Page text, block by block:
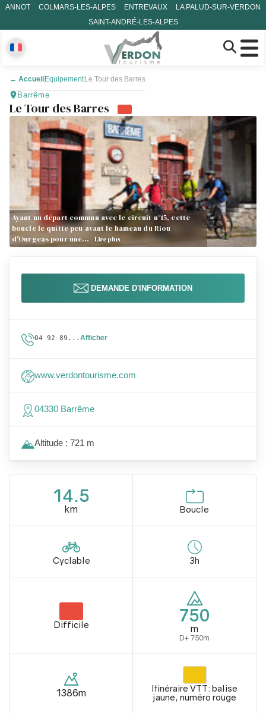
ANNOT COLMARS-LES-ALPES ENTREVAUX
LA PALUD-SUR-VERDON
SAINT-ANDRÉ-LES-ALPES
← Accueil Equipement Le Tour des Barres
Barrême
Le Tour des Barres
Ayant un départ commun avec le circuit n°15, cette
boucle le quitte peu avant le hameau du Riou
d'Ourgeas pour une…
Lire plus
14.5
km Boucle
Cyclable 3h
Difficile 750
m
D+ 750m
1386m
Itinéraire VTT: balise
jaune, numéro rouge
DEMANDE D'INFORMATION
04 92 89... Afficher
www.verdontourisme.com
04330 Barrême
Altitude : 721 m